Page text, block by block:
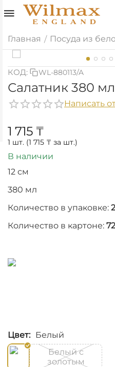
Главная / Посуда из
КОД: WL-880113/A
Салатник 380 мл
Написать
1 715 ₸
1 шт. (1 715 ₸ за шт.)
В наличии
12 см
380 мл
Количество в упаковке: 2
Количество в картоне: 72
Цвет:
Белый
Белый с
золотым